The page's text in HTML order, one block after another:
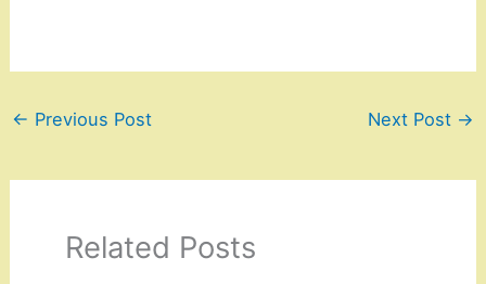
← Previous Post Next Post →
Related Posts